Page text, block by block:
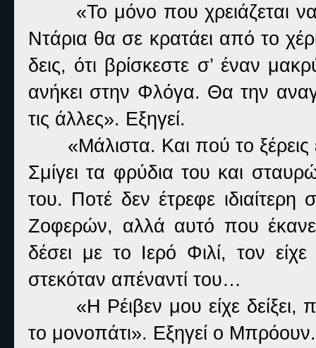
«Το μόνο που χρειάζεται
Ντάρια θα σε κρατάει από το
δεις, ότι βρίσκεστε σ’ έναν
ανήκει στην Φλόγα. Θα την
τις άλλες». Εξηγεί.
«Μάλιστα. Και πού το
Σμίγει τα φρύδια του και
του. Ποτέ δεν έτρεφε
Ζοφερών, αλλά αυτό που
δέσει με το Ιερό Φιλί, τον
στεκόταν απέναντί του…
«Η Ρέιβεν μου είχε δείξει,
το μονοπάτι». Εξηγεί ο Μπρόουν.